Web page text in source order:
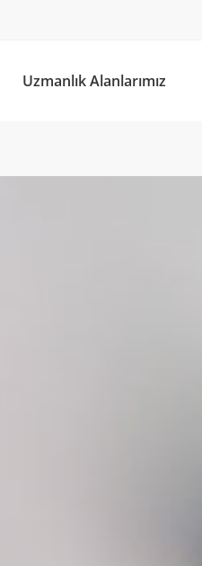
Uzmanlık Alanlarımız